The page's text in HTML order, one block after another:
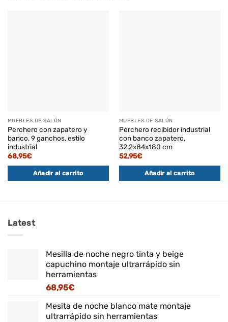
MUEBLES DE SALÓN
Perchero con zapatero y
banco, 9 ganchos, estilo
industrial
68,95€
Añadir al carrito
MUEBLES DE SALÓN
Perchero recibidor industrial
con banco zapatero,
32.2x84x180 cm
52,95€
Añadir al carrito
Latest
Mesilla de noche negro tinta y beige
capuchino montaje ultrarrápido sin
herramientas
68,95€
Mesita de noche blanco mate montaje
ultrarrápido sin herramientas